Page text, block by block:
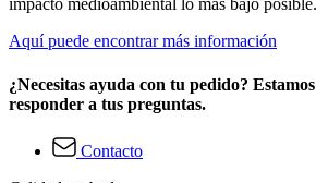
impacto medioambiental lo más bajo posible.
Aquí puede encontrar más información
¿Necesitas ayuda con tu pedido?
responder a tus preguntas.
Contacto